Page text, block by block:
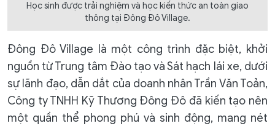
Học sinh được trải nghiệm và học kiến thức an toàn giao
thông tại Đông Đô Village.
Đông Đô Village là một công trình đặc biệt, khởi
nguồn từ Trung tâm Đào tạo và Sát hạch lái xe, dưới
sự lãnh đạo, dẫn dắt của doanh nhân Trần Văn Toản,
Công ty TNHH Kỹ Thương Đông Đô đã kiến tạo nên
một quần thể phong phú và sinh động, mang nét